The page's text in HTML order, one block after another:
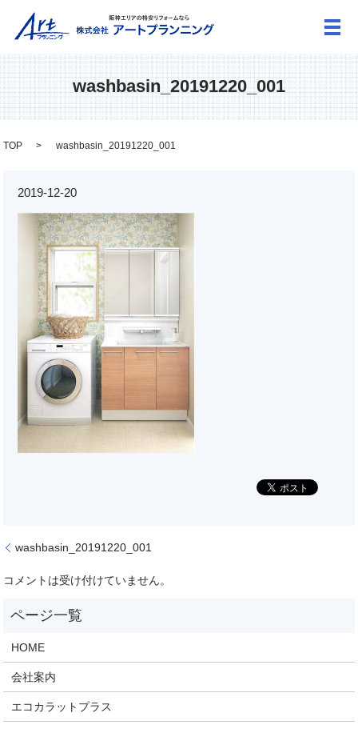
メ
washbasin_20191220_001
TOP washbasin_20191220_001
2019-12-20
washbasin_20191220_001
コメントは受け付けていません。
HOME
会社案内
エコカラットプラス